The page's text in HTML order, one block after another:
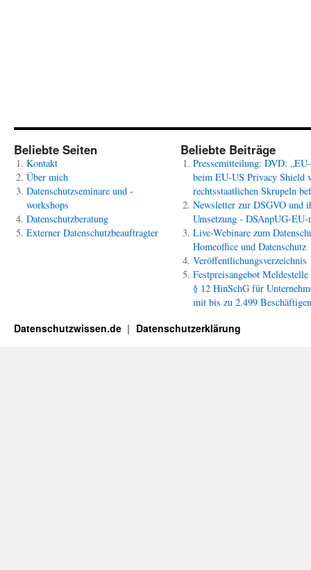
Beliebte Seiten
Kontakt
Über mich
Datenschutzseminare und -
workshops
Datenschutzberatung
Externer Datenschutzbeauftragter
Beliebte Beiträge
Pressemitteilung: DVD:
beim EU-US Privacy Shield
rechtsstaatlichen Skrupeln
Newsletter zur DSGVO und
Umsetzung - DSAnpUG-EU-
Live-Webinare zum
Homeoffice und Datenschutz
Veröffentlichungsverzeichnis
Festpreisangebot Meldestelle
§ 12 HinSchG für
mit bis zu 2.499 Beschäftigen
Datenschutzwissen.de Datenschutzerklärung